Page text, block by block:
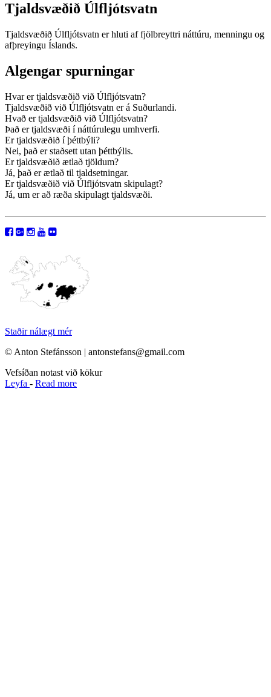
Tjaldsvæðið Úlfljótsvatn
Tjaldsvæðið Úlfljótsvatn er hluti af fjölbreyttri náttúru, menningu og
afþreyingu Íslands.
Algengar spurningar
Hvar er tjaldsvæðið við Úlfljótsvatn?
Tjaldsvæðið við Úlfljótsvatn er á Suðurlandi.
Hvað er tjaldsvæðið við Úlfljótsvatn?
Það er tjaldsvæði í náttúrulegu umhverfi.
Er tjaldsvæðið í þéttbýli?
Nei, það er staðsett utan þéttbýlis.
Er tjaldsvæðið ætlað tjöldum?
Já, það er ætlað til tjaldsetningar.
Er tjaldsvæðið við Úlfljótsvatn skipulagt?
Já, um er að ræða skipulagt tjaldsvæði.
Staðir nálægt mér
© Anton Stefánsson | antonstefans@gmail.com
Vefsíðan notast við kökur
Leyfa - Read more